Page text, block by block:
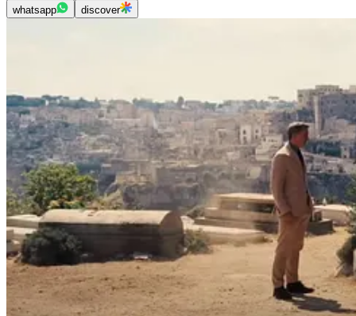
whatsapp discover